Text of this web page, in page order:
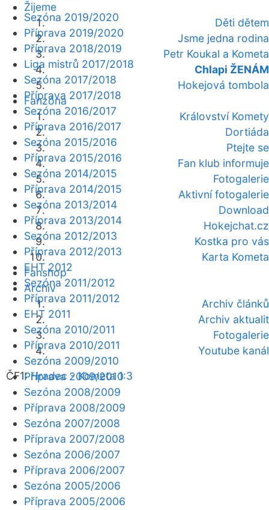
Žijeme
Děti dětem
Jsme jedna rodina
Petr Koukal a Kometa
Chlapi ŽENÁM
Hokejová tombola
Fanzóna
Království Komety
Dortiáda
Ptejte se
Fan klub informuje
Fotogalerie
Aktivní fotogalerie
Download
Hokejchat.cz
Kostka pro vás
Karta Kometa
Fanshop
Archiv
Archiv článků
Archiv aktualit
Fotogalerie
Youtube kanál
ČF1:Hradec - Kometa 1:3
Sezóna 2019/2020
Příprava 2019/2020
Příprava 2018/2019
Liga mistrů 2017/2018
Sezóna 2017/2018
Příprava 2017/2018
Sezóna 2016/2017
Příprava 2016/2017
Sezóna 2015/2016
Příprava 2015/2016
Sezóna 2014/2015
Příprava 2014/2015
Sezóna 2013/2014
Příprava 2013/2014
Sezóna 2012/2013
Příprava 2012/2013
EHT 2012
Sezóna 2011/2012
Příprava 2011/2012
EHT 2011
Sezóna 2010/2011
Příprava 2010/2011
Sezóna 2009/2010
Příprava 2009/2010
Sezóna 2008/2009
Příprava 2008/2009
Sezóna 2007/2008
Příprava 2007/2008
Sezóna 2006/2007
Příprava 2006/2007
Sezóna 2005/2006
Příprava 2005/2006